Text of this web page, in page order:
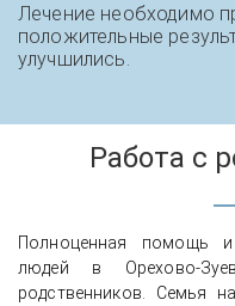
Лечение необходимо
положительные
улучшились.
Работа с
Полноценная помощь и
людей в Орехово-
родственников. Семья